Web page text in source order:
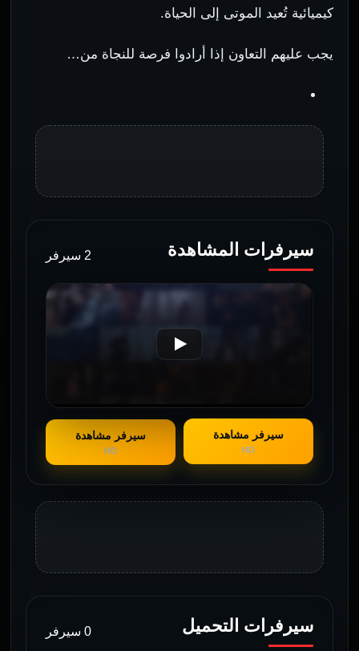
كيميائية تُعيد الموتى إلى الحياة.
يجب عليهم التعاون إذا أرادوا فرصة للنجاة من…
سيرفرات المشاهدة 2 سيرفر
سيرفر مشاهدة
HD
سيرفر مشاهدة
HD
سيرفرات التحميل 0 سيرفر